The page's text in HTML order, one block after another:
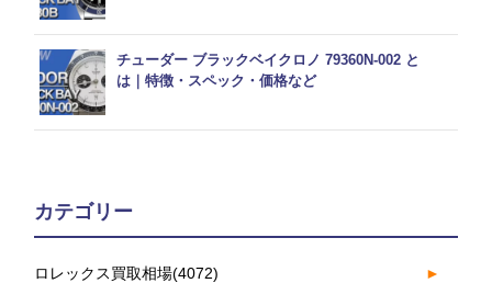
チューダー ブラックベイクロノ 79360N-002 と
は｜特徴・スペック・価格など
カテゴリー
ロレックス買取相場(4072) ►